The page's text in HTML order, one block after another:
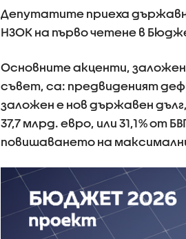
Депутатите приеха
НЗОК на първо четене в
Основните акценти,
съвет, са: предвиденият
заложен е нов държавен
37,7 млрд. евро, или 31,1% от
повишаването на